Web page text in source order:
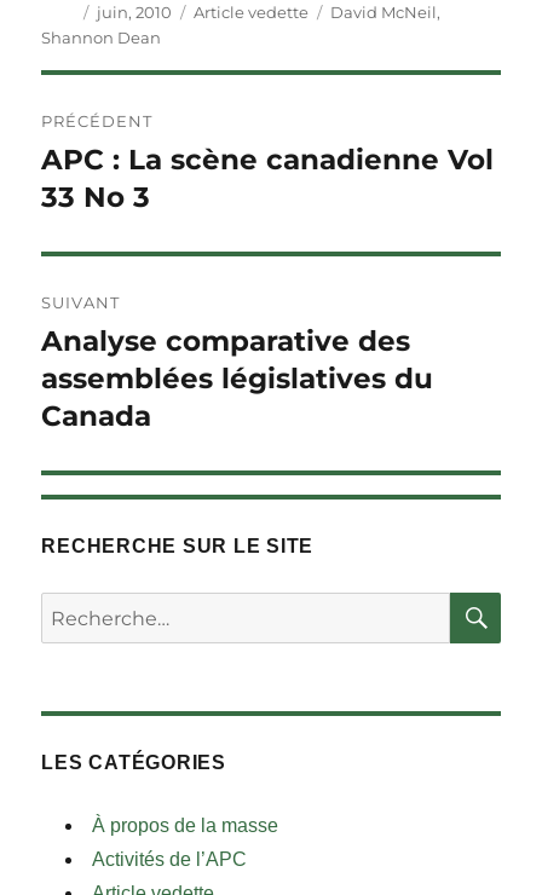
Auteur
Publié
le
juin, 2010 Catégories
Article vedette Étiquettes
David McNeil,
Shannon Dean
de
l'article
PRÉCÉDENT
Article
précédent :
APC : La scène canadienne Vol
33 No 3
SUIVANT
Article
Suivant :
Analyse comparative des
assemblées législatives du
Canada
RECHERCHE SUR LE SITE
Rechercher :
LES CATÉGORIES
À propos de la masse
Activités de l’APC